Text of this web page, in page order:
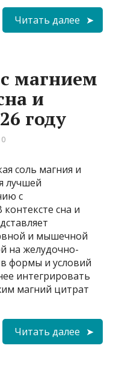
Читать далее
магнием
и
году
соль магния и
лучшей
с
сна и
и мышечной
на желудочно-
формы и условий
интегрировать
магний цитрат
Читать далее